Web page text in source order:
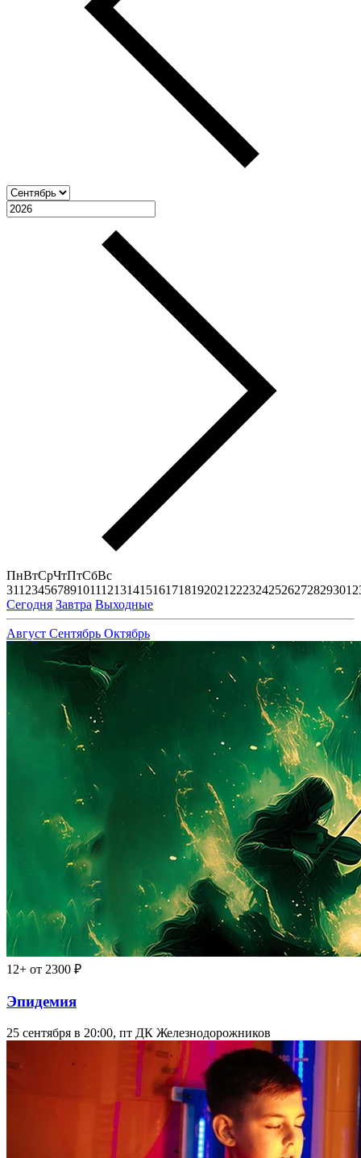
ПнВтСрЧтПтСбВс
311 23456789101112131415161718192021 2223242526272829301 2
Сегодня Завтра Выходные
Август Сентябрь Октябрь
12+ от 2300 ₽
Эпидемия
25 сентября в 20:00, пт ДК Железнодорожников